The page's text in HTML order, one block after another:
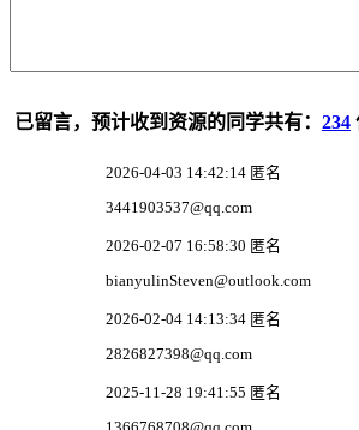
已留言，预计收到资源的同学共有： 234
2026-04-03 14:42:14 匿名
3441903537@qq.com
2026-02-07 16:58:30 匿名
bianyulinSteven@outlook.com
2026-02-04 14:13:34 匿名
2826827398@qq.com
2025-11-28 19:41:55 匿名